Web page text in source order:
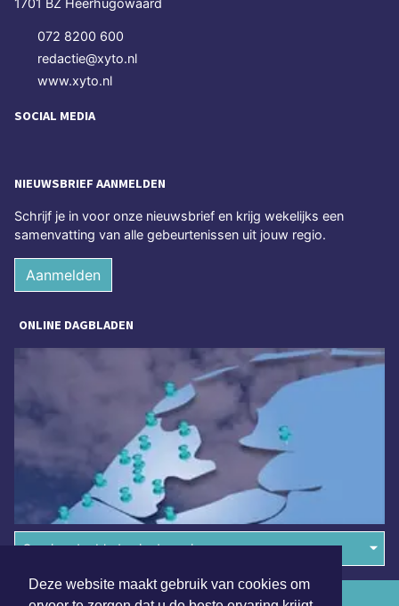
Deze website maakt gebruik van cookies om
1701 BZ Heerhugowaard
072 8200 600
redactie@xyto.nl
www.xyto.nl
SOCIAL MEDIA
NIEUWSBRIEF AANMELDEN
Schrijf je in voor onze nieuwsbrief en krijg wekelijks een
samenvatting van alle gebeurtenissen uit jouw regio.
Aanmelden
ONLINE DAGBLADEN
Overige dagbladen in de regio
Algemene voorwaarden